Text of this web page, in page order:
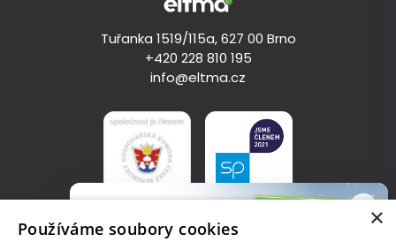
Tuřanka 1519/115a, 627 00 Brno
+420 228 810 195
info@eltma.cz
×
Používáme soubory cookies